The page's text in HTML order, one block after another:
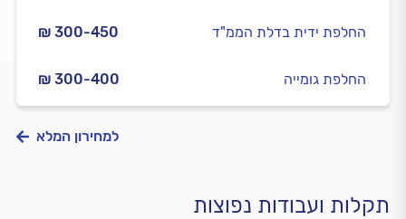
₪ 300-450 החלפת ידית בדלת הממ"ד
₪ 300-400 החלפת גומייה
למחירון המלא
תקלות ועבודות נפוצות